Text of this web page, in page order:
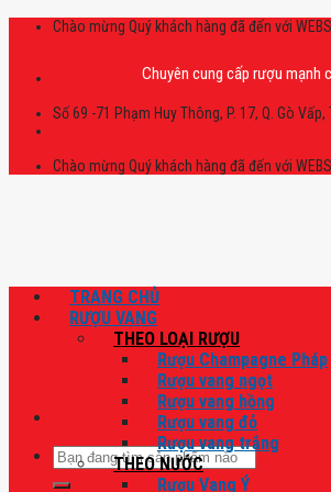
Skip
Chào mừng Quý khách hàng đã đến với
Chuyên cung cấp rượu mạnh chính
Số 69 -71 Phạm Huy Thông, P. 17, Q. Gò Vấp,
Chào mừng Quý khách hàng đã đến với
Tìm
kiếm:
TRANG CHỦ
RƯỢU VANG
THEO LOẠI RƯỢU
Rượu Champagne Pháp
Rượu vang ngọt
Rượu vang hồng
Rượu vang đỏ
Rượu vang trắng
THEO NƯỚC
Rượu Vang Ý